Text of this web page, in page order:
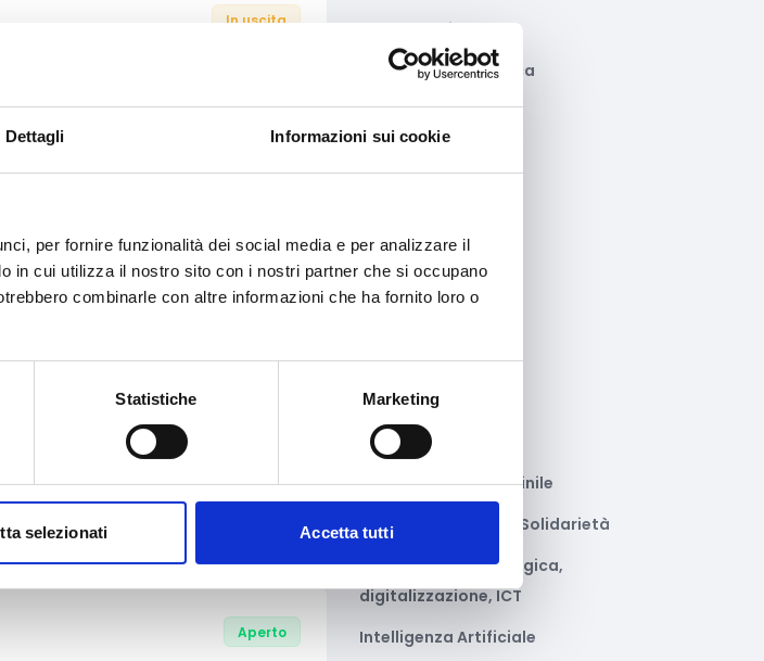
Dettagli Informazioni sui cookie
per fornire funzionalità dei social media e per analizzare il
in cui utilizza il nostro sito con i nostri partner che si occupano
combinarle con altre informazioni che ha fornito loro o
Statistiche Marketing
selezionati Accetta tutti
In uscita
Rinnovabili
ICT
Transizione digitale
Piccole Imprese
PMI
Aperto
Farmaceutico
Farmacia e/o chimica
Fashion
Formazione e lavoro
Fotovoltaico
Giustizia e sicurezza
Green economy
Impianti sportivi
Imprenditoria femminile
Inclusione Sociale e Solidarietà
Innovazione tecnologica,
digitalizzazione, ICT
Intelligenza Artificiale